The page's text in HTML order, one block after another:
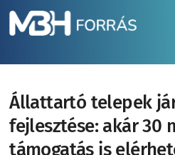
Állattartó telepek
fejlesztése: akár 30
támogatás is